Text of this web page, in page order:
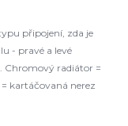
připojení, zda je
- pravé a levé
Chromový radiátor =
kartáčovaná nerez